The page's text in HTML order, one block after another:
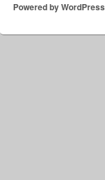
Powered by WordPress